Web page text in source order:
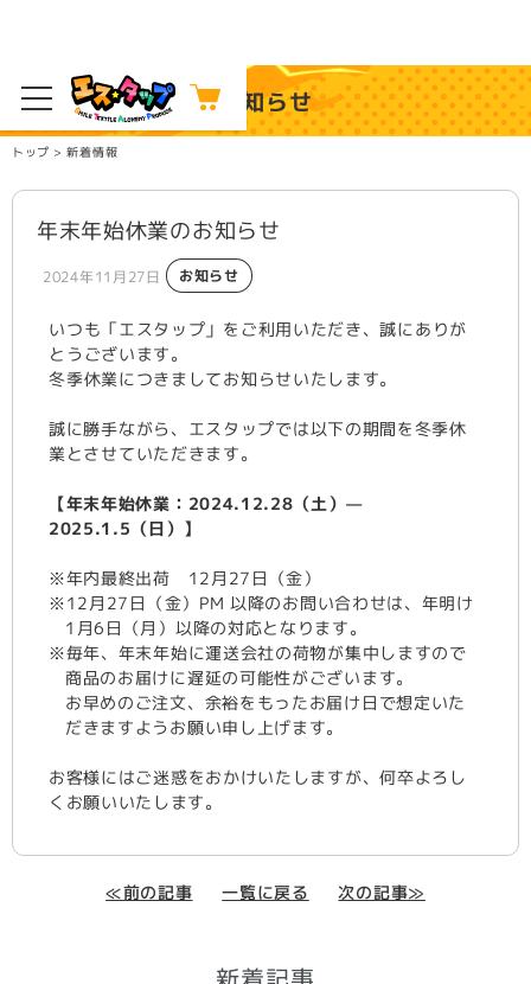
お知らせ
トップ >新着情報
年末年始休業のお知らせ
2024年11月27日 お知らせ
いつも「エスタップ」をご利用いただき、誠にありが
とうございます。
冬季休業につきましてお知らせいたします。
誠に勝手ながら、エスタップでは以下の期間を冬季休
業とさせていただきます。
【年末年始休業：2024.12.28（土）—
2025.1.5（日）】
※年内最終出荷 12月27日（金）
※12月27日（金）PM 以降のお問い合わせは、年明け
1月6日（月）以降の対応となります。
※毎年、年末年始に運送会社の荷物が集中しますので
商品のお届けに遅延の可能性がございます。
お早めのご注文、余裕をもったお届け日で想定いた
だきますようお願い申し上げます。
お客様にはご迷惑をおかけいたしますが、何卒よろし
くお願いいたします。
≪前の記事 一覧に戻る 次の記事≫